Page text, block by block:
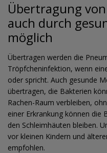
Übertragung
auch durch
möglich
Übertragen werden die
Tröpfcheninfektion, wenn
oder spricht. Auch gesunde
übertragen, die Bakterien
Rachen-Raum verbleiben,
einer Erkrankung können die
den Schleimhäuten bleiben.
vor kleinen Kindern und
empfohlen.